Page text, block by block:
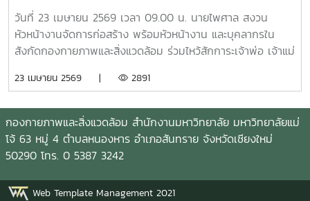
วันที่ 23 เมษายน 2569 เวลา 09.00 น. นายไพศาล สงวน
หัวหน้างานจัดการก่อสร้าง พร้อมหัวหน้างาน และบุคลากรใน
สังกัดกองกายภาพและสิ่งแวดล้อม ร่วมไหว้สักการะเจ้าพ่อ เจ้าแม่
15.30 น. ณ อาคารสำนักงานมหาวิทยาลัย ได้ร่วมพิธีดำหัวรอง
ศาสตราจารย์ ดร. แสนวสันต์ ยอดคำ ผู้ช่วยอธิการบดี
มหาวิทยาลัยแม่โจ้ เพื่อแสดงความเคารพ ขอสุมาคารวะ และขอ
พรเพื่อความเป็นสิริมงคล เนื่องในวันขึ้นปีใหม่ตามประเพณี
ปฏิบัติที่สืบต่อกันมาเป็นประจำทุกปี
23 เมษายน 2569 | 2891
กองกายภาพและสิ่งแวดล้อม สำนักงานมหาวิทยาลัย มหาวิทยาลัยแม่
โจ้ 63 หมู่ 4 ตำบลหนองหาร อำเภอสันทราย จังหวัดเชียงใหม่
50290 โทร. 0 5387 3242
Web Template Management 2021